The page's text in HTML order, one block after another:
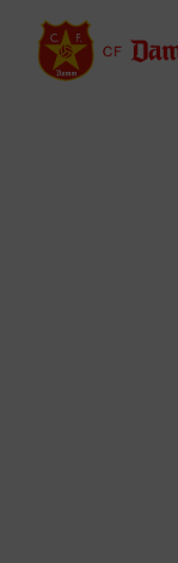
Pasar
contenido